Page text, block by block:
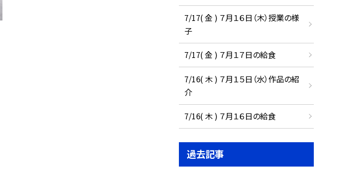
7/17( 金 ) ７月１６日（木）授業の様
子
7/17( 金 ) ７月１７日の給食
7/16( 木 ) ７月１５日（水）作品の紹
介
7/16( 木 ) ７月１６日の給食
過去記事